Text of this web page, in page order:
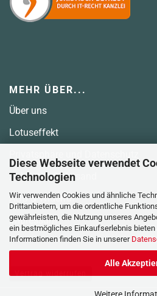
Diese Webseite verwendet
Technologien
Wir verwenden Cookies und ähnliche
Drittanbietern, um die ordentliche
gewährleisten, die Nutzung unseres
ein bestmögliches Einkaufserlebnis bieten
Informationen finden Sie in unserer
Alle
MEHR ÜBER...
Über uns
Lotuseffekt
Zahlarten & Versand
AGB&Widerruf
Impressum